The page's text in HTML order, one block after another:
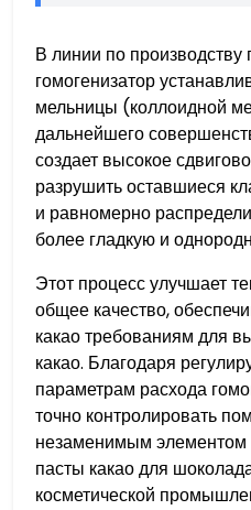
В линии по производству
гомогенизатор
мельницы (коллоидной
дальнейшего
создает высокое
разрушить оставшиеся
и равномерно
более гладкую и
Этот процесс улучшает
общее качество,
какао требованиям для
какао. Благодаря
параметрам расхода
точно контролировать
незаменимым элементом
пасты какао для
косметической